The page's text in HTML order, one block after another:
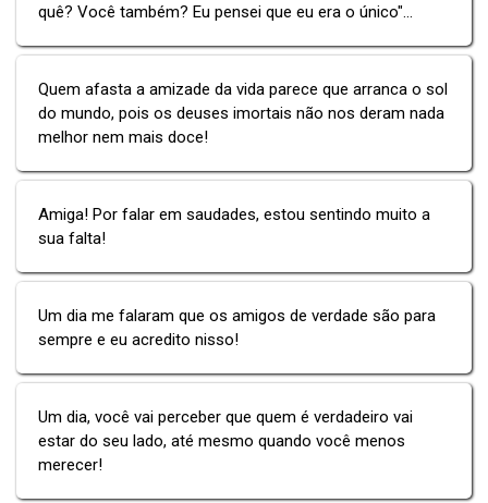
quê? Você também? Eu pensei que eu era o único"...
Quem afasta a amizade da vida parece que arranca o sol
do mundo, pois os deuses imortais não nos deram nada
melhor nem mais doce!
Amiga! Por falar em saudades, estou sentindo muito a
sua falta!
Um dia me falaram que os amigos de verdade são para
sempre e eu acredito nisso!
Um dia, você vai perceber que quem é verdadeiro vai
estar do seu lado, até mesmo quando você menos
merecer!